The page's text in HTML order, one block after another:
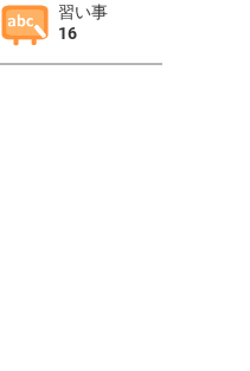
習い事
16